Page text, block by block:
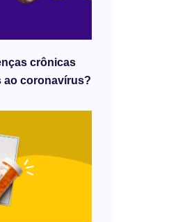
crônicas
​​ao coronavírus?